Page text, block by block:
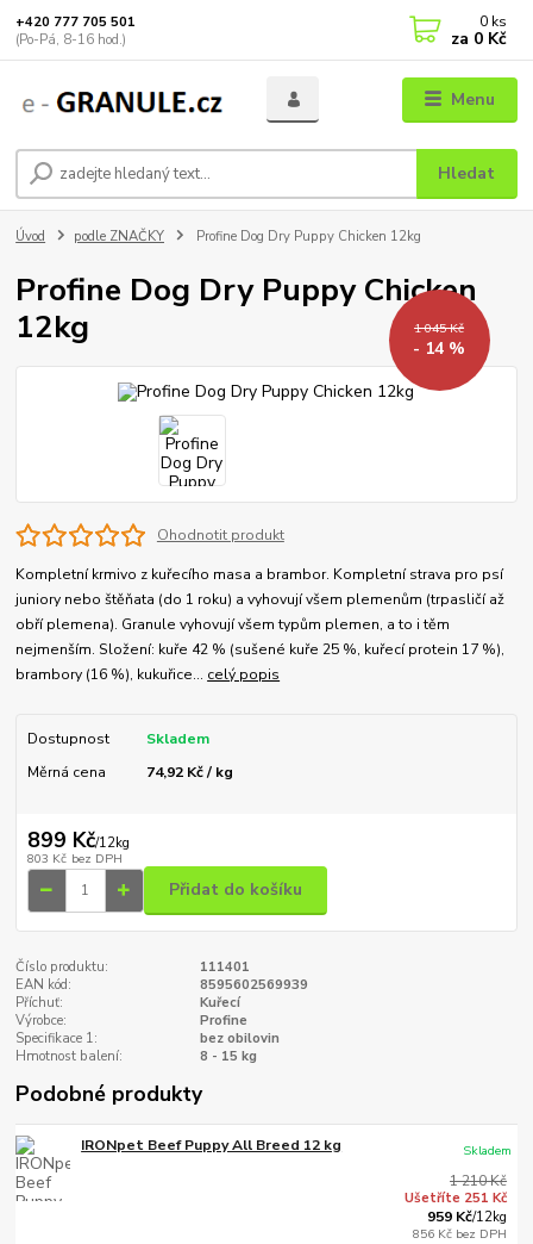
Menu
Hledat
+420 777 705 501
(Po-Pá, 8-16 hod.)
0 ks
za 0 Kč
Úvod podle ZNAČKY Profine Dog Dry Puppy Chicken 12kg
Profine Dog Dry Puppy Chicken
12kg
1 045 Kč
- 14 %
Ohodnotit produkt
Kompletní krmivo z kuřecího masa a brambor. Kompletní strava pro psí
juniory nebo štěňata (do 1 roku) a vyhovují všem plemenům (trpasličí až
obří plemena). Granule vyhovují všem typům plemen, a to i těm
nejmenším. Složení: kuře 42 % (sušené kuře 25 %, kuřecí protein 17 %),
brambory (16 %), kukuřice... celý popis
Dostupnost
Skladem
Měrná cena
74,92 Kč / kg
899 Kč/12kg
803 Kč bez DPH
Přidat do košíku
Číslo produktu:
111401
EAN kód:
8595602569939
Příchuť:
Kuřecí
Výrobce:
Profine
Specifikace 1:
bez obilovin
Hmotnost balení:
8 - 15 kg
Podobné produkty
IRONpet Beef Puppy All Breed 12 kg
1 210 Kč
Ušetříte 251 Kč
959 Kč/12kg
856 Kč bez DPH
Skladem